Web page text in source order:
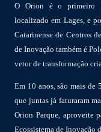
O Orion é o primeiro
localizado em Lages, e
Catarinense de Centros
de Inovação também é
vetor de transformação
Em 10 anos, são mais de
que juntas já faturaram
Orion Parque, aproveite
Ecossistema de Inovação